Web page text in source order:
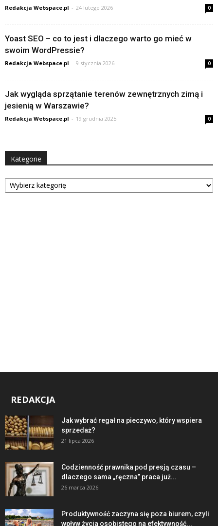
Redakcja Webspace.pl - 24 lutego 2026 0
Yoast SEO – co to jest i dlaczego warto go mieć w
swoim WordPressie?
Redakcja Webspace.pl - 9 stycznia 2026 0
Jak wygląda sprzątanie terenów zewnętrznych zimą i
jesienią w Warszawie?
Redakcja Webspace.pl - 19 grudnia 2025 0
Kategorie
Kategorie
REDAKCJA
Jak wybrać regał na pieczywo, który wspiera
sprzedaż?
21 lipca 2026
Codzienność prawnika pod presją czasu –
dlaczego sama „ręczna” praca już...
26 marca 2026
Produktywność zaczyna się poza biurem, czyli
wpływ życia osobistego na efektywność...